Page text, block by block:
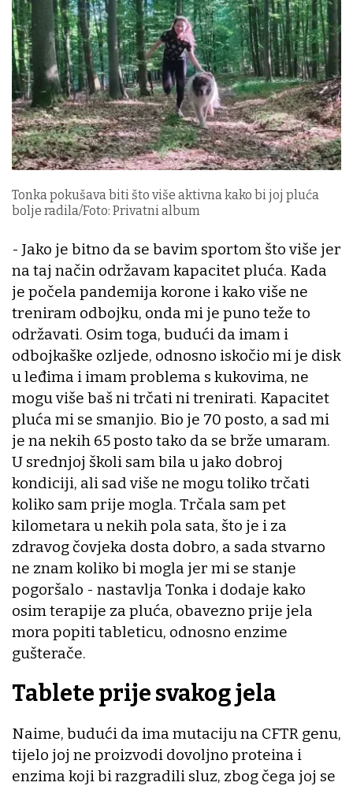
Tonka pokušava biti što više aktivna kako bi joj pluća
bolje radila/Foto: Privatni album
- Jako je bitno da se bavim sportom što više jer
na taj način održavam kapacitet pluća. Kada
je počela pandemija korone i kako više ne
treniram odbojku, onda mi je puno teže to
održavati. Osim toga, budući da imam i
odbojkaške ozljede, odnosno iskočio mi je disk
u leđima i imam problema s kukovima, ne
mogu više baš ni trčati ni trenirati. Kapacitet
pluća mi se smanjio. Bio je 70 posto, a sad mi
je na nekih 65 posto tako da se brže umaram.
U srednjoj školi sam bila u jako dobroj
kondiciji, ali sad više ne mogu toliko trčati
koliko sam prije mogla. Trčala sam pet
kilometara u nekih pola sata, što je i za
zdravog čovjeka dosta dobro, a sada stvarno
ne znam koliko bi mogla jer mi se stanje
pogoršalo - nastavlja Tonka i dodaje kako
osim terapije za pluća, obavezno prije jela
mora popiti tableticu, odnosno enzime
gušterače.
Tablete prije svakog jela
Naime, budući da ima mutaciju na CFTR genu,
tijelo joj ne proizvodi dovoljno proteina i
enzima koji bi razgradili sluz, zbog čega joj se